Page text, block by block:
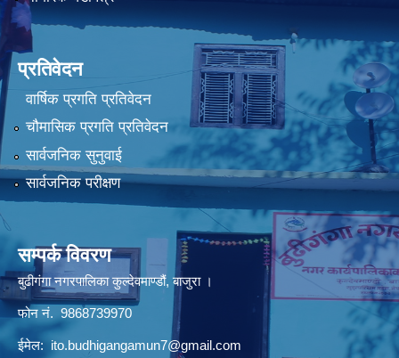
प्रतिवेदन
वार्षिक प्रगति प्रतिवेदन
चौमासिक प्रगति प्रतिवेदन
सार्वजनिक सुनुवाई
सार्वजनिक परीक्षण
सम्पर्क विवरण
बुढीगंगा नगरपालिका कुल्देवमाण्डौं, बाजुरा ।
फोन नं. 9868739970
ईमेल: ito.budhigangamun7@gmail.com